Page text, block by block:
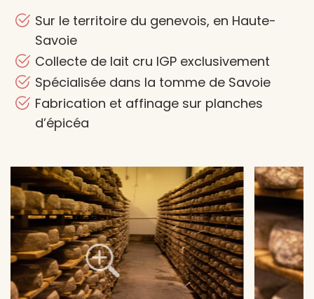
Sur le territoire du genevois, en Haute-
Savoie
Collecte de lait cru IGP exclusivement
Spécialisée dans la tomme de Savoie
Fabrication et affinage sur planches
d’épicéa